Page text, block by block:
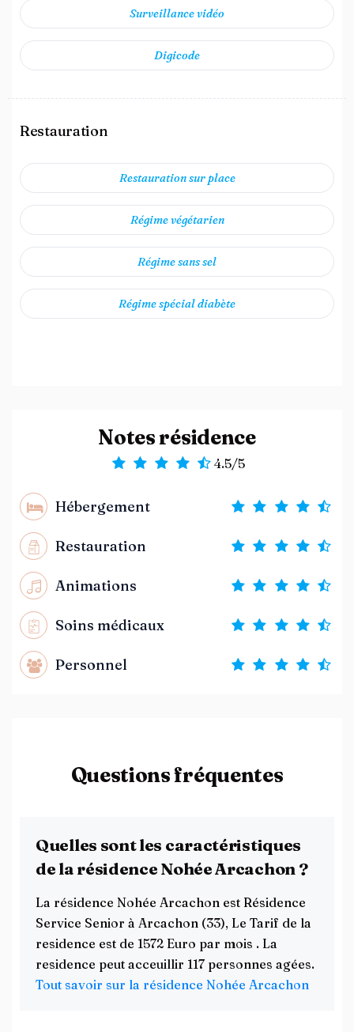
Surveillance vidéo
Digicode
Restauration
Restauration sur place
Régime végétarien
Régime sans sel
Régime spécial diabète
Notes résidence
4.5/5
Hébergement
Restauration
Animations
Soins médicaux
Personnel
Questions fréquentes
Quelles sont les caractéristiques
de la résidence Nohée Arcachon ?
La résidence Nohée Arcachon est Résidence
Service Senior à Arcachon (33), Le Tarif de la
residence est de 1572 Euro par mois . La
residence peut acceuillir 117 personnes agées.
Tout savoir sur la résidence Nohée Arcachon